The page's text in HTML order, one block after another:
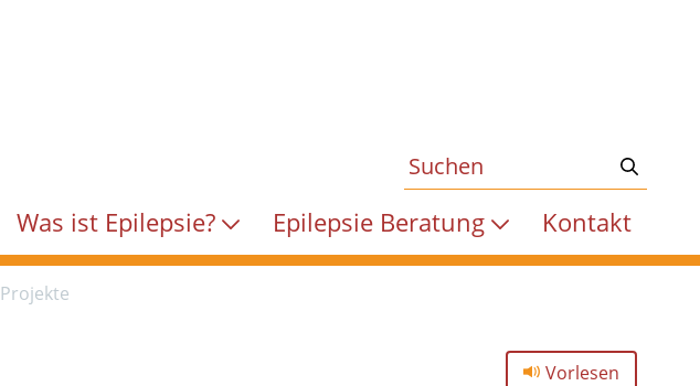
Was ist Epilepsie? Epilepsie Beratung Kontakt
Projekte
Vorlesen